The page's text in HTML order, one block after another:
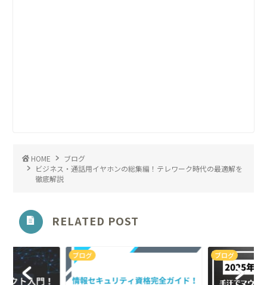
HOME
ブログ
ビジネス・通話用イヤホンの総集編！テレワーク時代の最適解を
徹底解説
RELATED POST
ブログ ブログ